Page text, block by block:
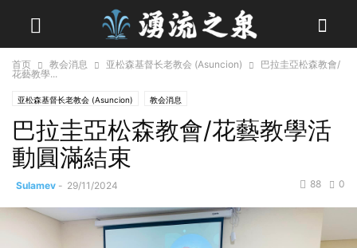
首页 教会消息 亚松森基督长老教会 (Asuncion)
巴拉圭亞松森教會/
花藝教學...
亚松森基督长老教会 (Asuncion) 教会消息
巴拉圭亞松森教會/花藝教學活
動圓滿結束
Sulamev - 29/11/2024 0
88